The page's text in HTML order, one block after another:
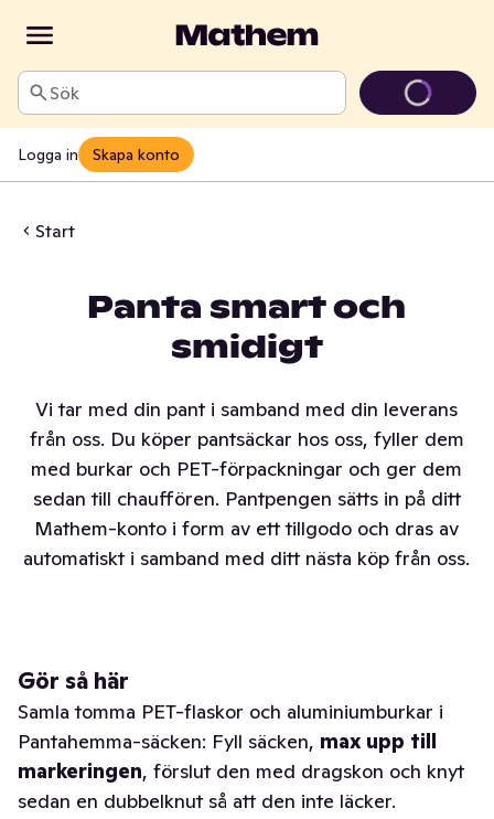
Sök
Logga in Skapa konto
Start
Panta smart och
smidigt
Vi tar med din pant i samband med din leverans
från oss. Du köper pantsäckar hos oss, fyller dem
med burkar och PET-förpackningar och ger dem
sedan till chauffören. Pantpengen sätts in på ditt
Mathem-konto i form av ett tillgodo och dras av
automatiskt i samband med ditt nästa köp från oss.
Gör så här
Samla tomma PET-flaskor och aluminiumburkar i
Pantahemma-säcken: Fyll säcken, max upp till
markeringen, förslut den med dragskon och knyt
sedan en dubbelknut så att den inte läcker.